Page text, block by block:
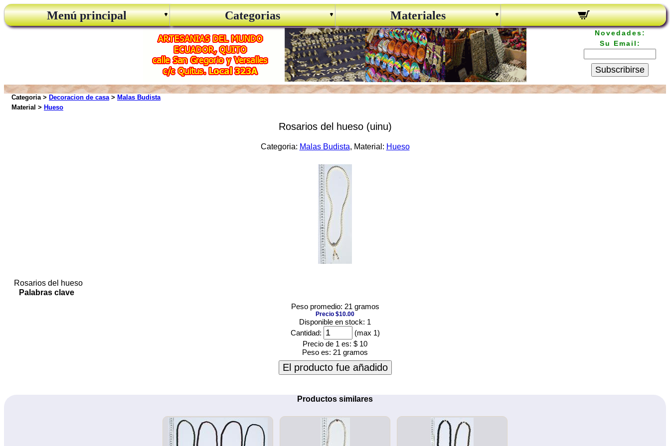
Menú principal Categorias Materiales
Novedades:
Su Email:
Subscribirse
Categoria > Decoracion de casa> Malas Budista
Material > Hueso
Rosarios del hueso (uinu)
Categoria: Malas Budista, Material: Hueso
Rosarios del hueso
Palabras clave
Peso promedio: 21 gramos
Precio $10.00
Disponible en stock: 1
Cantidad:
(max 1)
Precio de 1 es: $ 10
Peso es: 21 gramos
El producto fue añadido
Productos similares